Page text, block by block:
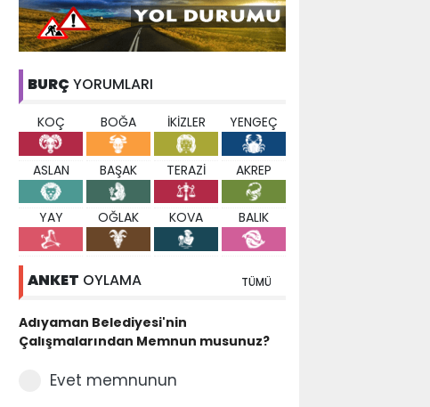
BURÇ YORUMLARI
KOÇ BOĞA İKİZLER YENGEÇ
ASLAN BAŞAK TERAZİ AKREP
YAY OĞLAK KOVA BALIK
ANKET OYLAMA TÜMÜ
Adıyaman Belediyesi'nin
Çalışmalarından Memnun musunuz?
Evet memnunun